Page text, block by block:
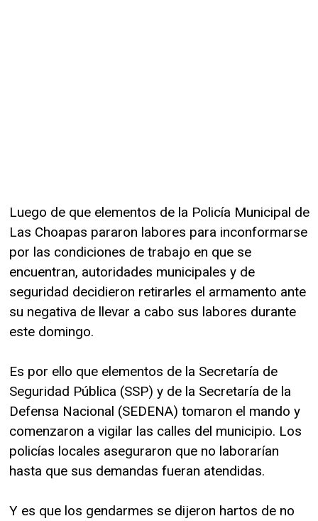
Luego de que elementos de la Policía Municipal de
Las Choapas pararon labores para inconformarse
por las condiciones de trabajo en que se
encuentran, autoridades municipales y de
seguridad decidieron retirarles el armamento ante
su negativa de llevar a cabo sus labores durante
este domingo.
Es por ello que elementos de la Secretaría de
Seguridad Pública (SSP) y de la Secretaría de la
Defensa Nacional (SEDENA) tomaron el mando y
comenzaron a vigilar las calles del municipio. Los
policías locales aseguraron que no laborarían
hasta que sus demandas fueran atendidas.
Y es que los gendarmes se dijeron hartos de no